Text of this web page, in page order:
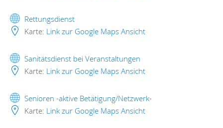
Rettungsdienst
Karte: Link zur Google Maps Ansicht
Sanitätsdienst bei Veranstaltungen
Karte: Link zur Google Maps Ansicht
Senioren -aktive Betätigung/Netzwerk-
Karte: Link zur Google Maps Ansicht